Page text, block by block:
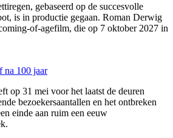
gebaseerd op de succesvolle
is in productie gegaan. Roman Derwig
of-agefilm, die op 7 oktober 2027 in
na 100 jaar
op 31 mei voor het laatst de deuren
bezoekersaantallen en het ontbreken
einde aan ruim een eeuw